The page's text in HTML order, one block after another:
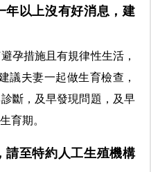
年以上沒有好消息，建
孕措施且有規律性生活，
議夫妻一起做生育檢查，
斷，及早發現問題，及早
育期。
請至特約人工生殖機構